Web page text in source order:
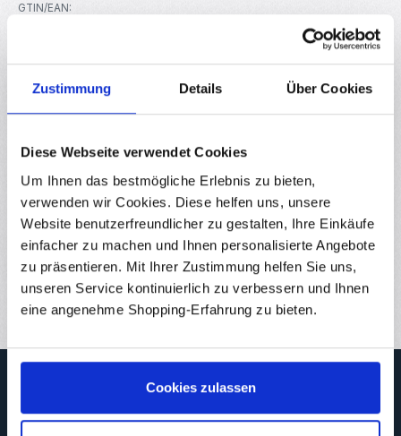
Zustimmung Details Über Cookies
Diese Webseite verwendet Cookies
Um Ihnen das bestmögliche Erlebnis zu bieten,
verwenden wir Cookies. Diese helfen uns, unsere
Website benutzerfreundlicher zu gestalten, Ihre Einkäufe
einfacher zu machen und Ihnen personalisierte Angebote
zu präsentieren. Mit Ihrer Zustimmung helfen Sie uns,
unseren Service kontinuierlich zu verbessern und Ihnen
eine angenehme Shopping-Erfahrung zu bieten.
Cookies zulassen
GTIN/EAN:
Diese Mini Piezo Summer vom Typ 9042 eignen sich
Projekten. Sie arbei…Mehr
Eigenschaften
Downloads
Bewertungen
Newsletter, um rechtzeitig über neue Produkte und Angebote